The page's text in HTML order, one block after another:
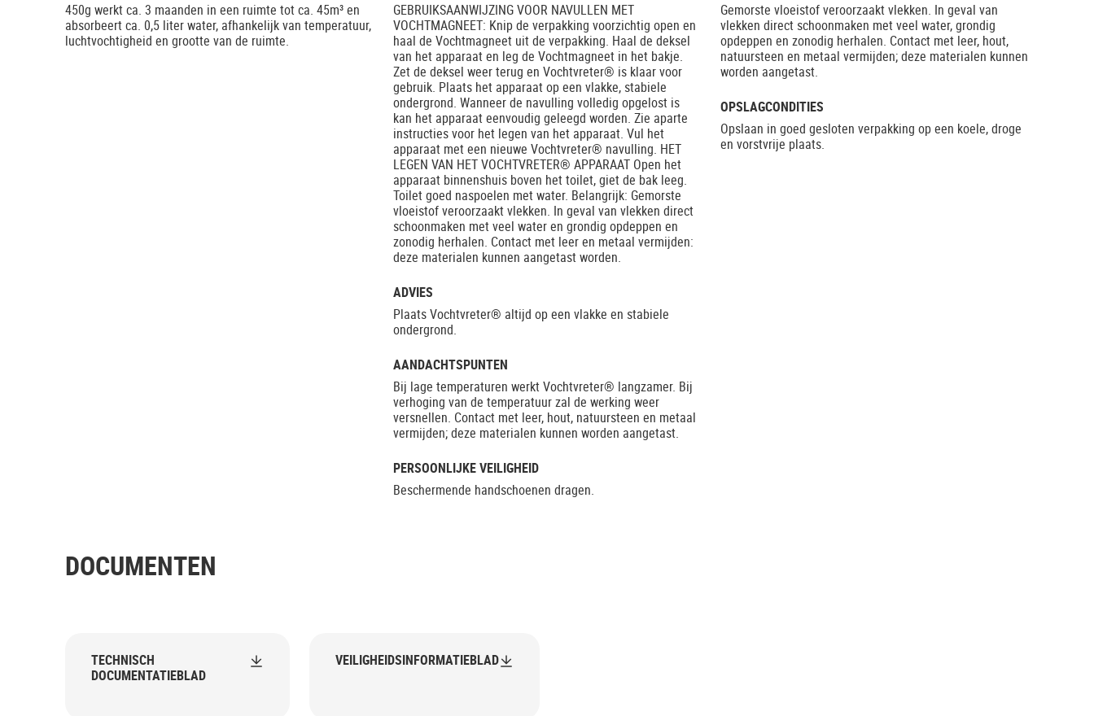
450g werkt ca. 3 maanden in een ruimte tot ca. 45m³ en
absorbeert ca. 0,5 liter water, afhankelijk van temperatuur,
luchtvochtigheid en grootte van de ruimte.
GEBRUIKSAANWIJZING VOOR NAVULLEN MET
VOCHTMAGNEET: Knip de verpakking voorzichtig open en
haal de Vochtmagneet uit de verpakking. Haal de deksel
van het apparaat en leg de Vochtmagneet in het bakje.
Zet de deksel weer terug en Vochtvreter® is klaar voor
gebruik. Plaats het apparaat op een vlakke, stabiele
ondergrond. Wanneer de navulling volledig opgelost is
kan het apparaat eenvoudig geleegd worden. Zie aparte
instructies voor het legen van het apparaat. Vul het
apparaat met een nieuwe Vochtvreter® navulling. HET
LEGEN VAN HET VOCHTVRETER® APPARAAT Open het
apparaat binnenshuis boven het toilet, giet de bak leeg.
Toilet goed naspoelen met water. Belangrijk: Gemorste
vloeistof veroorzaakt vlekken. In geval van vlekken direct
schoonmaken met veel water en grondig opdeppen en
zonodig herhalen. Contact met leer en metaal vermijden:
deze materialen kunnen aangetast worden.
ADVIES
Plaats Vochtvreter® altijd op een vlakke en stabiele
ondergrond.
AANDACHTSPUNTEN
Bij lage temperaturen werkt Vochtvreter® langzamer. Bij
verhoging van de temperatuur zal de werking weer
versnellen. Contact met leer, hout, natuursteen en metaal
vermijden; deze materialen kunnen worden aangetast.
PERSOONLIJKE VEILIGHEID
Beschermende handschoenen dragen.
Gemorste vloeistof veroorzaakt vlekken. In geval van
vlekken direct schoonmaken met veel water, grondig
opdeppen en zonodig herhalen. Contact met leer, hout,
natuursteen en metaal vermijden; deze materialen kunnen
worden aangetast.
OPSLAGCONDITIES
Opslaan in goed gesloten verpakking op een koele, droge
en vorstvrije plaats.
DOCUMENTEN
TECHNISCH
DOCUMENTATIEBLAD
VEILIGHEIDSINFORMATIEBLAD